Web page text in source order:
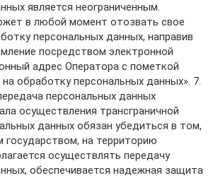
является неограниченным.
в любой момент отозвать свое
персональных данных, направив
посредством электронной
адрес Оператора с пометкой
обработку персональных данных». 7.
персональных данных
осуществления трансграничной
данных обязан убедиться в том,
государством, на территорию
осуществлять передачу
обеспечивается надежная защита